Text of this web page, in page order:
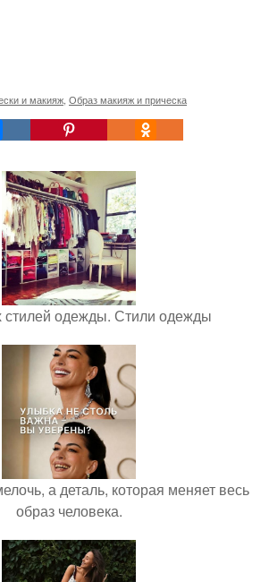
и макияж Образ макияж и прическа
стилей одежды. Стили одежды
а деталь, которая меняет весь
образ человека.